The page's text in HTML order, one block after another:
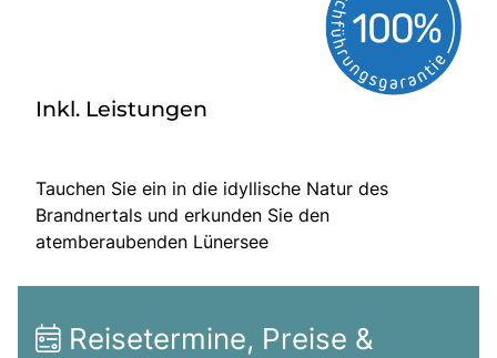
Inkl. Leistungen
Tauchen Sie ein in die idyllische Natur des
Brandnertals und erkunden Sie den
atemberaubenden Lünersee
Reisetermine, Preise &